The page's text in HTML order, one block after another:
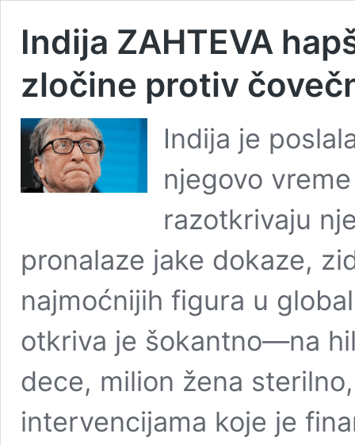
Indija ZAHTEVA
zločine protiv
Indija je
njegovo
razotkrivaju
pronalaze jake dokaze,
najmoćnijih figura u
otkriva je šokantno—na
dece, milion žena
intervencijama koje je